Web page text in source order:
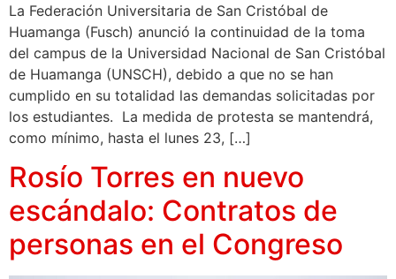
La Federación Universitaria de San Cristóbal de
Huamanga (Fusch) anunció la continuidad de la toma
del campus de la Universidad Nacional de San Cristóbal
de Huamanga (UNSCH), debido a que no se han
cumplido en su totalidad las demandas solicitadas por
los estudiantes. La medida de protesta se mantendrá,
como mínimo, hasta el lunes 23, […]
Rosío Torres en nuevo
escándalo: Contratos de
personas en el Congreso